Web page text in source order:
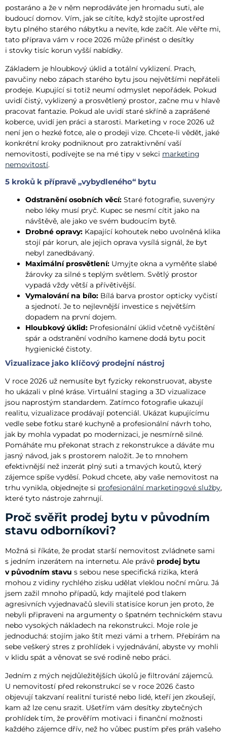
postaráno a že v něm neprodáváte jen hromadu suti, ale
budoucí domov. Vím, jak se cítíte, když stojíte uprostřed
bytu plného starého nábytku a nevíte, kde začít. Ale věřte mi,
tato příprava vám v roce 2026 může přinést o desítky
i stovky tisíc korun vyšší nabídky.
Základem je hloubkový úklid a totální vyklizení. Prach,
pavučiny nebo zápach starého bytu jsou největšími nepřáteli
prodeje. Kupující si totiž neumí odmyslet nepořádek. Pokud
uvidí čistý, vyklizený a prosvětlený prostor, začne mu v hlavě
pracovat fantazie. Pokud ale uvidí staré skříně a zaprášené
koberce, uvidí jen práci a starosti. Marketing v roce 2026 už
není jen o hezké fotce, ale o prodeji vize. Chcete-li vědět, jaké
konkrétní kroky podniknout pro zatraktivnění vaší
nemovitosti, podívejte se na mé tipy v sekci marketing
nemovitostí.
5 kroků k přípravě „vybydleného“ bytu
Odstranění osobních věcí: Staré fotografie, suvenýry
nebo léky musí pryč. Kupec se nesmí cítit jako na
návštěvě, ale jako ve svém budoucím bytě.
Drobné opravy: Kapající kohoutek nebo uvolněná klika
stojí pár korun, ale jejich oprava vysílá signál, že byt
nebyl zanedbávaný.
Maximální prosvětlení: Umyjte okna a vyměňte slabé
žárovky za silné s teplým světlem. Světlý prostor
vypadá vždy větší a přívětivější.
Vymalování na bílo: Bílá barva prostor opticky vyčistí
a sjednotí. Je to nejlevnější investice s největším
dopadem na první dojem.
Hloubkový úklid: Profesionální úklid včetně vyčištění
spár a odstranění vodního kamene dodá bytu pocit
hygienické čistoty.
Vizualizace jako klíčový prodejní nástroj
V roce 2026 už nemusíte byt fyzicky rekonstruovat, abyste
ho ukázali v plné kráse. Virtuální staging a 3D vizualizace
jsou naprostým standardem. Zatímco fotografie ukazují
realitu, vizualizace prodávají potenciál. Ukázat kupujícímu
vedle sebe fotku staré kuchyně a profesionální návrh toho,
jak by mohla vypadat po modernizaci, je nesmírně silné.
Pomáháte mu překonat strach z rekonstrukce a dáváte mu
jasný návod, jak s prostorem naložit. Je to mnohem
efektivnější než inzerát plný suti a tmavých koutů, který
zájemce spíše vyděsí. Pokud chcete, aby vaše nemovitost na
trhu vynikla, objednejte si profesionální marketingové služby,
které tyto nástroje zahrnují.
Proč svěřit prodej bytu v původním
stavu odborníkovi?
Možná si říkáte, že prodat starší nemovitost zvládnete sami
s jedním inzerátem na internetu. Ale právě prodej bytu
v původním stavu s sebou nese specifická rizika, která
mohou z vidiny rychlého zisku udělat vleklou noční můru. Já
jsem zažil mnoho případů, kdy majitelé pod tlakem
agresivních vyjednavačů slevili statisíce korun jen proto, že
nebyli připraveni na argumenty o špatném technickém stavu
nebo vysokých nákladech na rekonstrukci. Moje role je
jednoduchá: stojím jako štít mezi vámi a trhem. Přebírám na
sebe veškerý stres z prohlídek i vyjednávání, abyste vy mohli
v klidu spát a věnovat se své rodině nebo práci.
Jedním z mých nejdůležitějších úkolů je filtrování zájemců.
U nemovitostí před rekonstrukcí se v roce 2026 často
objevují takzvaní realitní turisté nebo lidé, kteří jen zkoušejí,
kam až lze cenu srazit. Ušetřím vám desítky zbytečných
prohlídek tím, že prověřím motivaci i finanční možnosti
každého zájemce dřív, než ho vůbec pustím přes práh vašeho